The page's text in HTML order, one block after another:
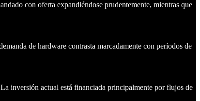
con oferta expandiéndose prudentemente, mientras que
de hardware contrasta marcadamente con períodos de
inversión actual está financiada principalmente por flujos de